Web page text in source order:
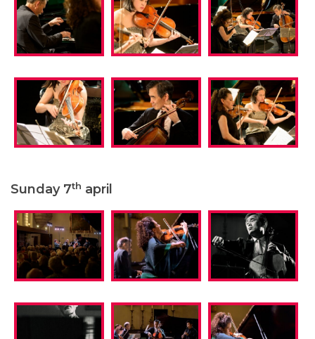
Sunday 7th april